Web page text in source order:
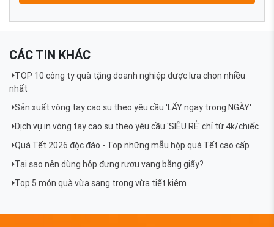
CÁC TIN KHÁC
TOP 10 công ty quà tặng doanh nghiệp được lựa chọn nhiều
nhất
Sản xuất vòng tay cao su theo yêu cầu 'LẤY ngay trong NGÀY'
Dịch vụ in vòng tay cao su theo yêu cầu 'SIÊU RẺ' chỉ từ 4k/chiếc
Quà Tết 2026 độc đáo - Top những mẫu hộp quà Tết cao cấp
Tại sao nên dùng hộp đựng rượu vang bằng giấy?
Top 5 món quà vừa sang trọng vừa tiết kiệm